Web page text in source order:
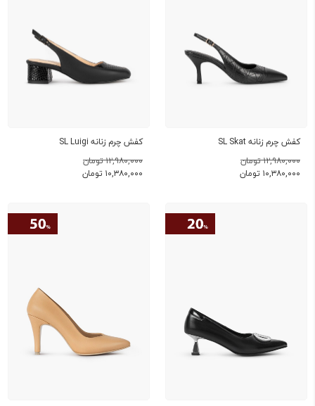
کفش چرم زنانه SL Skat
۱۲,۹۸۰,۰۰۰ تومان
۱۰,۳۸۰,۰۰۰ تومان
کفش چرم زنانه SL Luigi
۱۲,۹۸۰,۰۰۰ تومان
۱۰,۳۸۰,۰۰۰ تومان